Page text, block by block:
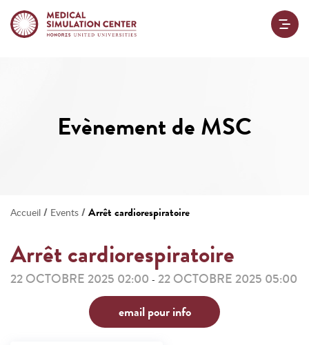
Evènement de MSC
Accueil / Events /Arrêt cardiorespiratoire
Arrêt cardiorespiratoire
22 OCTOBRE 2025 02:00 - 22 OCTOBRE 2025 05:00
email pour info